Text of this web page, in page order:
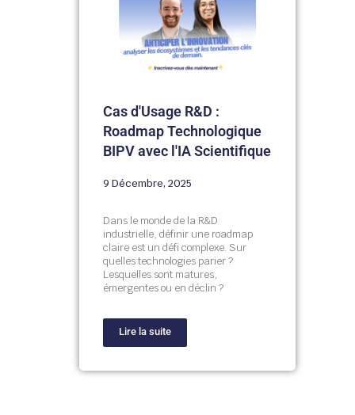
Cas d'Usage R&D :
Roadmap Technologique
BIPV avec l'IA Scientifique
9 Décembre, 2025
Dans le monde de la R&D
industrielle, définir une roadmap
claire est un défi complexe. Sur
quelles technologies parier ?
Lesquelles sont matures,
émergentes ou en déclin ?
Lire la suite